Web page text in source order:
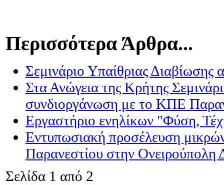
Περισσότερα Άρθρα...
Σεμινάριο Υπαίθριας
Στα Ανώγεια της Κρήτης
συνδιοργάνωση με το ΚΠΕ
Εργαστήριο ενηλίκων "Φύση,
Εντυπωσιακή προσέλευση
Παρανεστίου στην Ονειρούπολη
Σελίδα 1 από 2